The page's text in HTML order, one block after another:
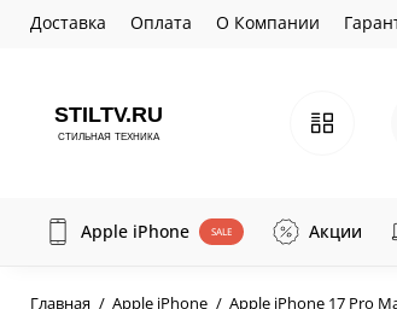
Доставка Оплата О Компании
Apple iPhone SALE Акции
Главная Apple iPhone Apple iPhone 17 Pro